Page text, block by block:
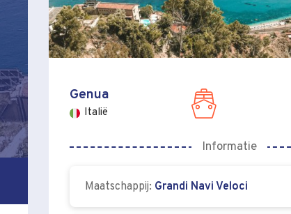
Genua
Italië
Informatie
Maatschappij: Grandi Navi Veloci